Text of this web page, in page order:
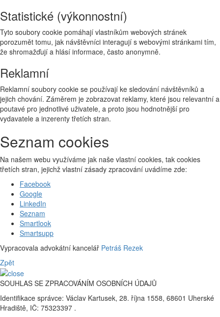
Statistické (výkonnostní)
Tyto soubory cookie pomáhají vlastníkům webových stránek
porozumět tomu, jak návštěvníci interagují s webovými stránkami tím,
že shromažďují a hlásí informace, často anonymně.
Reklamní
Reklamní soubory cookie se používají ke sledování návštěvníků a
jejich chování. Záměrem je zobrazovat reklamy, které jsou relevantní a
poutavé pro jednotlivé uživatele, a proto jsou hodnotnější pro
vydavatele a inzerenty třetích stran.
Seznam cookies
Na našem webu využíváme jak naše vlastní cookies, tak cookies
třetích stran, jejichž vlastní zásady zpracování uvádíme zde:
Facebook
Google
LinkedIn
Seznam
Smartlook
Smartsupp
Vypracovala advokátní kancelář Petráš Rezek
Zpět
SOUHLAS SE ZPRACOVÁNÍM OSOBNÍCH ÚDAJŮ
Identifikace správce: Václav Kartusek, 28. října 1558, 68601 Uherské
Hradiště, IČ: 75323397 .